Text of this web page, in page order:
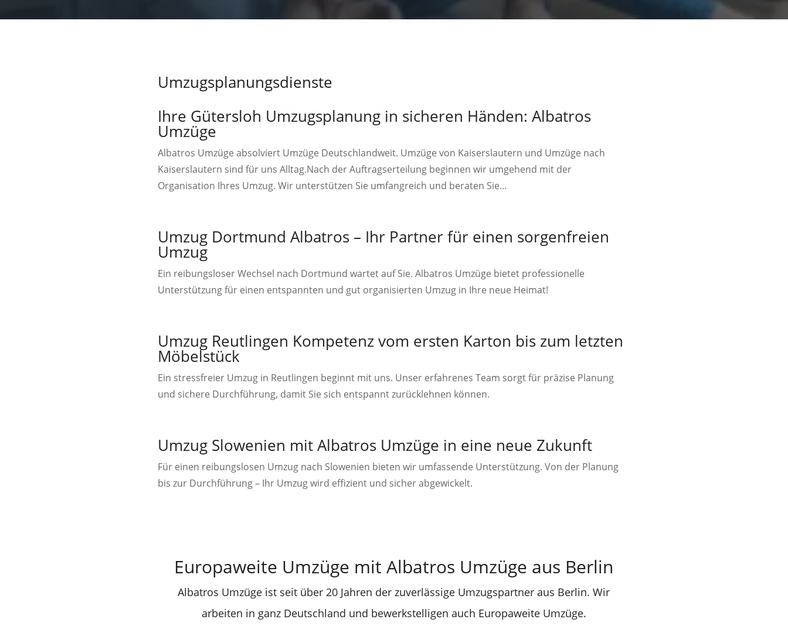
Umzugsplanungsdienste
Ihre Gütersloh Umzugsplanung in sicheren Händen: Albatros
Umzüge
Albatros Umzüge absolviert Umzüge Deutschlandweit. Umzüge von Kaiserslautern und Umzüge nach
Kaiserslautern sind für uns Alltag.Nach der Auftragserteilung beginnen wir umgehend mit der
Organisation Ihres Umzug. Wir unterstützen Sie umfangreich und beraten Sie...
Umzug Dortmund Albatros – Ihr Partner für einen sorgenfreien
Umzug
Ein reibungsloser Wechsel nach Dortmund wartet auf Sie. Albatros Umzüge bietet professionelle
Unterstützung für einen entspannten und gut organisierten Umzug in Ihre neue Heimat!
Umzug Reutlingen Kompetenz vom ersten Karton bis zum letzten
Möbelstück
Ein stressfreier Umzug in Reutlingen beginnt mit uns. Unser erfahrenes Team sorgt für präzise Planung
und sichere Durchführung, damit Sie sich entspannt zurücklehnen können.
Umzug Slowenien mit Albatros Umzüge in eine neue Zukunft
Für einen reibungslosen Umzug nach Slowenien bieten wir umfassende Unterstützung. Von der Planung
bis zur Durchführung – Ihr Umzug wird effizient und sicher abgewickelt.
Europaweite Umzüge mit Albatros Umzüge aus Berlin
Albatros Umzüge ist seit über 20 Jahren der zuverlässige Umzugspartner aus Berlin. Wir
arbeiten in ganz Deutschland und bewerkstelligen auch Europaweite Umzüge.